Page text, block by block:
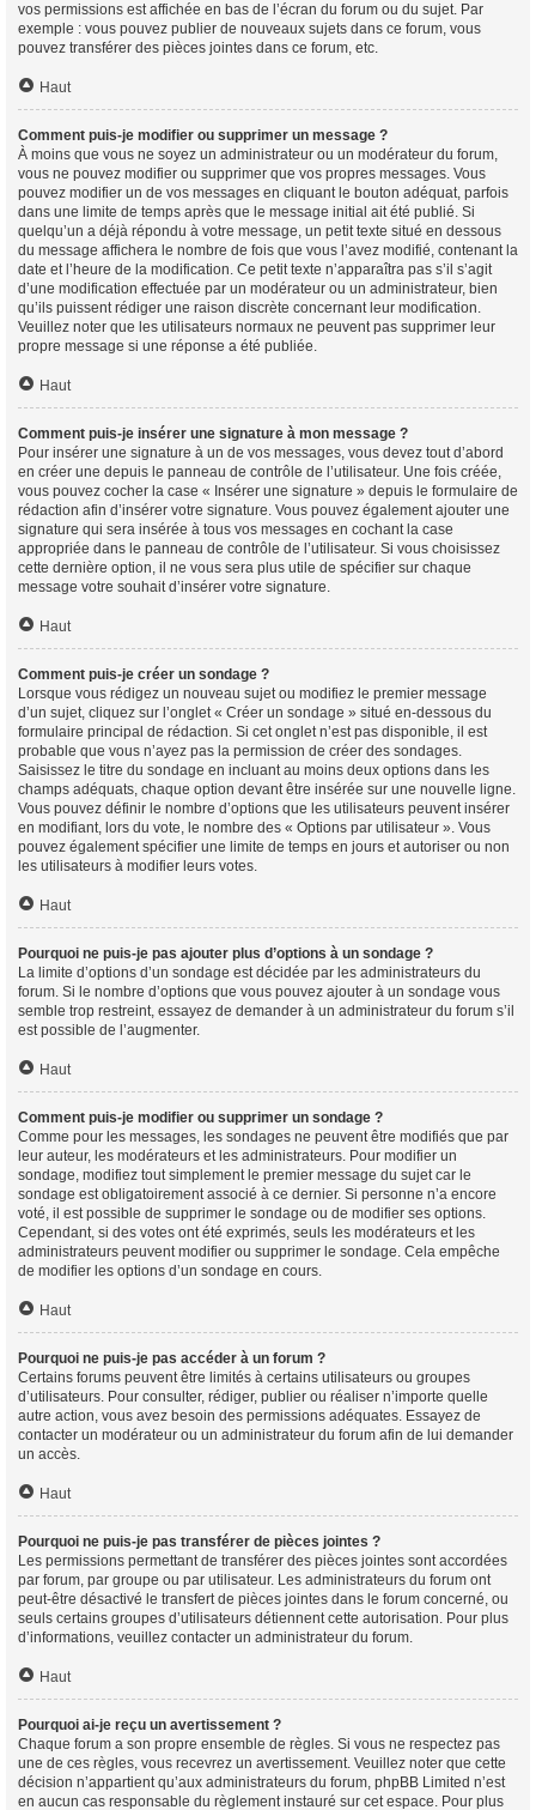
vos permissions est affichée en bas de l’écran du forum ou du sujet. Par
exemple : vous pouvez publier de nouveaux sujets dans ce forum, vous
pouvez transférer des pièces jointes dans ce forum, etc.
Haut
Comment puis-je modifier ou supprimer un message ?
À moins que vous ne soyez un administrateur ou un modérateur du forum,
vous ne pouvez modifier ou supprimer que vos propres messages. Vous
pouvez modifier un de vos messages en cliquant le bouton adéquat, parfois
dans une limite de temps après que le message initial ait été publié. Si
quelqu’un a déjà répondu à votre message, un petit texte situé en dessous
du message affichera le nombre de fois que vous l’avez modifié, contenant la
date et l’heure de la modification. Ce petit texte n’apparaîtra pas s’il s’agit
d’une modification effectuée par un modérateur ou un administrateur, bien
qu’ils puissent rédiger une raison discrète concernant leur modification.
Veuillez noter que les utilisateurs normaux ne peuvent pas supprimer leur
propre message si une réponse a été publiée.
Haut
Comment puis-je insérer une signature à mon message ?
Pour insérer une signature à un de vos messages, vous devez tout d’abord
en créer une depuis le panneau de contrôle de l’utilisateur. Une fois créée,
vous pouvez cocher la case « Insérer une signature » depuis le formulaire de
rédaction afin d’insérer votre signature. Vous pouvez également ajouter une
signature qui sera insérée à tous vos messages en cochant la case
appropriée dans le panneau de contrôle de l’utilisateur. Si vous choisissez
cette dernière option, il ne vous sera plus utile de spécifier sur chaque
message votre souhait d’insérer votre signature.
Haut
Comment puis-je créer un sondage ?
Lorsque vous rédigez un nouveau sujet ou modifiez le premier message
d’un sujet, cliquez sur l’onglet « Créer un sondage » situé en-dessous du
formulaire principal de rédaction. Si cet onglet n’est pas disponible, il est
probable que vous n’ayez pas la permission de créer des sondages.
Saisissez le titre du sondage en incluant au moins deux options dans les
champs adéquats, chaque option devant être insérée sur une nouvelle ligne.
Vous pouvez définir le nombre d’options que les utilisateurs peuvent insérer
en modifiant, lors du vote, le nombre des « Options par utilisateur ». Vous
pouvez également spécifier une limite de temps en jours et autoriser ou non
les utilisateurs à modifier leurs votes.
Haut
Pourquoi ne puis-je pas ajouter plus d’options à un sondage ?
La limite d’options d’un sondage est décidée par les administrateurs du
forum. Si le nombre d’options que vous pouvez ajouter à un sondage vous
semble trop restreint, essayez de demander à un administrateur du forum s’il
est possible de l’augmenter.
Haut
Comment puis-je modifier ou supprimer un sondage ?
Comme pour les messages, les sondages ne peuvent être modifiés que par
leur auteur, les modérateurs et les administrateurs. Pour modifier un
sondage, modifiez tout simplement le premier message du sujet car le
sondage est obligatoirement associé à ce dernier. Si personne n’a encore
voté, il est possible de supprimer le sondage ou de modifier ses options.
Cependant, si des votes ont été exprimés, seuls les modérateurs et les
administrateurs peuvent modifier ou supprimer le sondage. Cela empêche
de modifier les options d’un sondage en cours.
Haut
Pourquoi ne puis-je pas accéder à un forum ?
Certains forums peuvent être limités à certains utilisateurs ou groupes
d’utilisateurs. Pour consulter, rédiger, publier ou réaliser n’importe quelle
autre action, vous avez besoin des permissions adéquates. Essayez de
contacter un modérateur ou un administrateur du forum afin de lui demander
un accès.
Haut
Pourquoi ne puis-je pas transférer de pièces jointes ?
Les permissions permettant de transférer des pièces jointes sont accordées
par forum, par groupe ou par utilisateur. Les administrateurs du forum ont
peut-être désactivé le transfert de pièces jointes dans le forum concerné, ou
seuls certains groupes d’utilisateurs détiennent cette autorisation. Pour plus
d’informations, veuillez contacter un administrateur du forum.
Haut
Pourquoi ai-je reçu un avertissement ?
Chaque forum a son propre ensemble de règles. Si vous ne respectez pas
une de ces règles, vous recevrez un avertissement. Veuillez noter que cette
décision n’appartient qu’aux administrateurs du forum, phpBB Limited n’est
en aucun cas responsable du règlement instauré sur cet espace. Pour plus